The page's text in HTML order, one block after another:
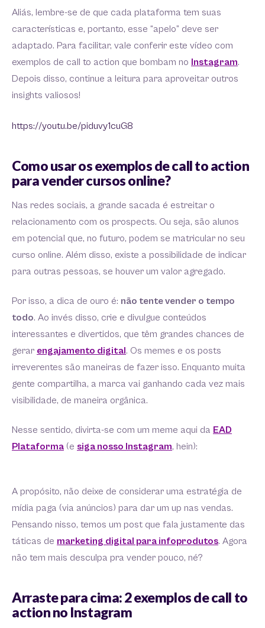
Aliás, lembre-se de que cada plataforma tem suas
características e, portanto, esse “apelo” deve ser
adaptado. Para facilitar, vale conferir este vídeo com
exemplos de call to action que bombam no Instagram.
Depois disso, continue a leitura para aproveitar outros
insights valiosos!
https://youtu.be/piduvy1cuG8
Como usar os exemplos de call to action
para vender cursos online?
Nas redes sociais, a grande sacada é estreitar o
relacionamento com os prospects. Ou seja, são alunos
em potencial que, no futuro, podem se matricular no seu
curso online. Além disso, existe a possibilidade de indicar
para outras pessoas, se houver um valor agregado.
Por isso, a dica de ouro é: não tente vender o tempo
todo. Ao invés disso, crie e divulgue conteúdos
interessantes e divertidos, que têm grandes chances de
gerar engajamento digital. Os memes e os posts
irreverentes são maneiras de fazer isso. Enquanto muita
gente compartilha, a marca vai ganhando cada vez mais
visibilidade, de maneira orgânica.
Nesse sentido, divirta-se com um meme aqui da EAD
Plataforma (e siga nosso Instagram, hein):
A propósito, não deixe de considerar uma estratégia de
mídia paga (via anúncios) para dar um up nas vendas.
Pensando nisso, temos um post que fala justamente das
táticas de marketing digital para infoprodutos. Agora
não tem mais desculpa pra vender pouco, né?
Arraste para cima: 2 exemplos de call to
action no Instagram